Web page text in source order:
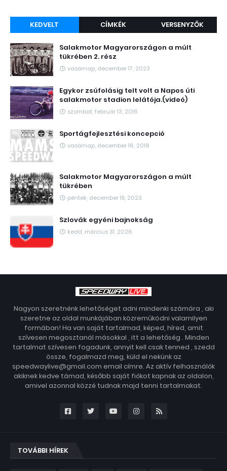
KEDVELT CÍMKÉK VERSENYZŐK
Salakmotor Magyarországon a múlt
tükrében 2. rész
vasárnap, december 17, 2023
Egykor zsúfolásig telt volt a Napos úti
salakmotor stadion lelátója.(videó)
szombat, február 13, 2016
Sportágfejlesztési koncepció
vasárnap, december 16, 2018
Salakmotor Magyarországon a múlt
tükrében
péntek, december 15, 2023
Szlovák egyéni bajnokság
kedd, március 31, 2026
Nagyon szeretnénk lehetőséget adni mindenki számára , aki
szeretne az oldal munkájában közreműködni valamilyen
formában! Ha van saját tartalmad, képed, híred, amit
szívesen megosztanál másokkal , itt a lehetőség . Minden
tartalmat szívesen fogadunk, annyit kell csak tenned , szedd
össze, fogalmazd meg, küld el nekünk az
speedwaylive@gmail.com email címre. Az aktív felhasználók
akiknek kedve támad, később saját fiókot kapnak az oldalon,
amivel azonnal közzé tudnak majd tenni tartalmakat.
TOVÁBBI HÍREK